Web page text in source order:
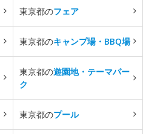
東京都のフェア
東京都のキャンプ場・BBQ場
東京都の遊園地・テーマパー
ク
東京都のプール